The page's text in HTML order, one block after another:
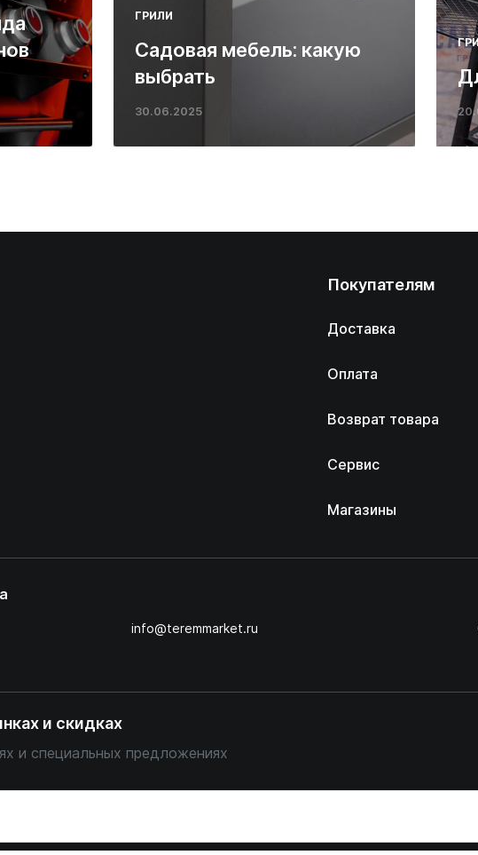
у
ГРИЛИ
Садовая мебель: какую
выбрать
30.06.2025
Покупателям
Доставка
Оплата
Возврат товара
Сервис
Магазины
info@teremmarket.ru
и скидках
и специальных предложениях